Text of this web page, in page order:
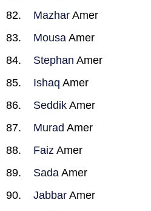
Mazhar Amer
Mousa Amer
Stephan Amer
Ishaq Amer
Seddik Amer
Murad Amer
Faiz Amer
Sada Amer
Jabbar Amer